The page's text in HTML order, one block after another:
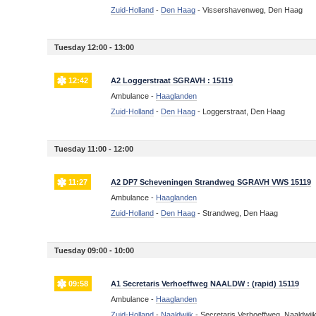
Zuid-Holland - Den Haag -Vissershavenweg, Den Haag
Tuesday 12:00 - 13:00
12:42
A2 Loggerstraat SGRAVH : 15119
Ambulance - Haaglanden
Zuid-Holland - Den Haag - Loggerstraat, Den Haag
Tuesday 11:00 - 12:00
11:27
A2 DP7 Scheveningen Strandweg SGRAVH VWS 15119
Ambulance - Haaglanden
Zuid-Holland - Den Haag -Strandweg, Den Haag
Tuesday 09:00 - 10:00
09:58
A1 Secretaris Verhoeffweg NAALDW : (rapid) 15119
Ambulance - Haaglanden